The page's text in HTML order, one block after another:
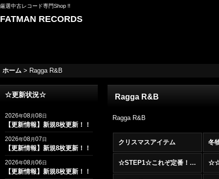
厳選中古レコード専門Shop !!
FATMAN RECORDS
ホーム > Ragga R&B
☆更新状況☆
2026年08月08日
【更新情報】新規8枚更新！！
2026年08月07日
【更新情報】新規8枚更新！！
2026年08月06日
【更新情報】新規8枚更新！！
Ragga R&B
Ragga R&B
クリスマスアイテム 冬
☆STEP1☆これぞ定番！！まずはここから！2000年代R&BフロアヒットBest 100 !!!